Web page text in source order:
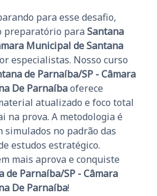
para esse desafio,
preparatório para Santana
Municipal de Santana
especialistas. Nosso curso
de Parnaíba/SP - Câmara
De Parnaíbaoferece
atualizado e foco total
na prova. A metodologia é
simulados no padrão das
estudos estratégico.
mais aprova e conquiste
de Parnaíba/SP - Câmara
De Parnaíba!